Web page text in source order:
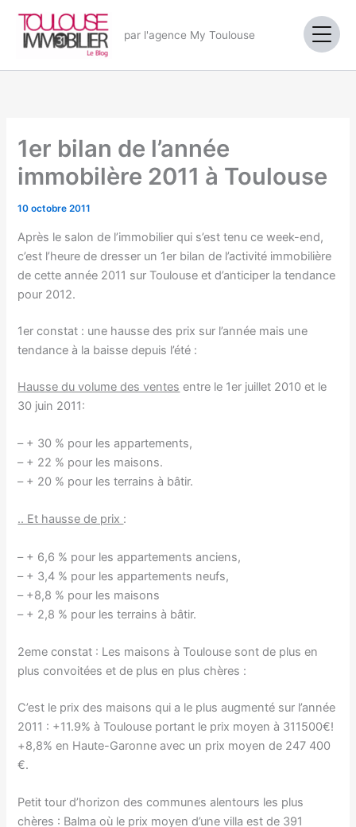
contenu
par l'agence My Toulouse
1er bilan de l’année
immobilère 2011 à Toulouse
10 octobre 2011
Après le salon de l’immobilier qui s’est tenu ce week-end,
c’est l’heure de dresser un 1er bilan de l’activité immobilière
de cette année 2011 sur Toulouse et d’anticiper la tendance
pour 2012.
1er constat : une hausse des prix sur l’année mais une
tendance à la baisse depuis l’été :
Hausse du volume des ventes entre le 1er juillet 2010 et le
30 juin 2011:
– + 30 % pour les appartements,
– + 22 % pour les maisons.
– + 20 % pour les terrains à bâtir.
.. Et hausse de prix :
– + 6,6 % pour les appartements anciens,
– + 3,4 % pour les appartements neufs,
– +8,8 % pour les maisons
– + 2,8 % pour les terrains à bâtir.
2eme constat : Les maisons à Toulouse sont de plus en
plus convoitées et de plus en plus chères :
C’est le prix des maisons qui a le plus augmenté sur l’année
2011 : +11.9% à Toulouse portant le prix moyen à 311500€!
+8,8% en Haute-Garonne avec un prix moyen de 247 400
€.
Petit tour d’horizon des communes alentours les plus
chères : Balma où le prix moyen d’une villa est de 391